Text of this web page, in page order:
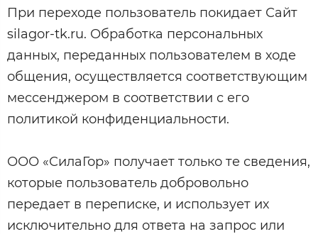
При переходе пользователь покидает Сайт
silagor-tk.ru. Обработка персональных
данных, переданных пользователем в ходе
общения, осуществляется соответствующим
мессенджером в соответствии с его
политикой конфиденциальности.
ООО «СилаГор» получает только те сведения,
которые пользователь добровольно
передает в переписке, и использует их
исключительно для ответа на запрос или